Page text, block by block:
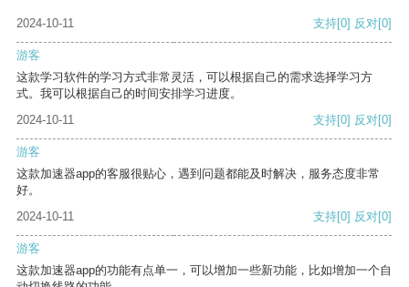
2024-10-11 支持[0] 反对[0]
游客
这款学习软件的学习方式非常灵活，可以根据自己的需求选择学习方
式。我可以根据自己的时间安排学习进度。
2024-10-11
支持[0] 反对[0]
游客
这款加速器app的客服很贴心，遇到问题都能及时解决，服务态度非常
好。
2024-10-11
支持[0] 反对[0]
游客
这款加速器app的功能有点单一，可以增加一些新功能，比如增加一个自